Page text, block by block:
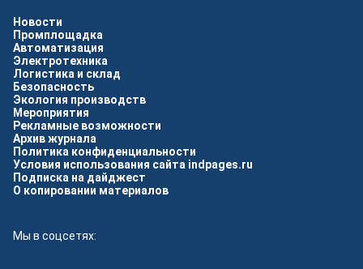
Новости
Промплощадка
Автоматизация
Электротехника
Логистика и склад
Безопасность
Экология производств
Мероприятия
Рекламные возможности
Архив журнала
Политика конфиденциальности
Условия использования сайта indpages.ru
Подписка на дайджест
О копировании материалов
Мы в соцсетях: